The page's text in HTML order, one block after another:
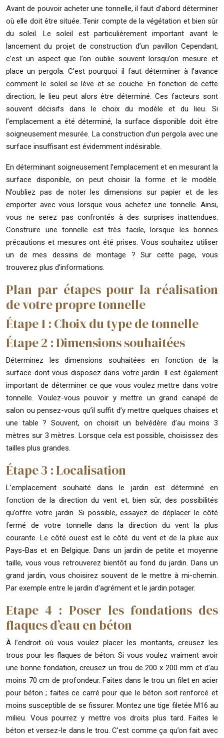
Avant de pouvoir acheter une tonnelle, il faut d’abord déterminer
où elle doit être située. Tenir compte de la végétation et bien sûr
du soleil. Le soleil est particulièrement important avant le
lancement du projet de construction d’un pavillon Cependant,
c’est un aspect que l’on oublie souvent lorsqu’on mesure et
place un pergola. C’est pourquoi il faut déterminer à l’avance
comment le soleil se lève et se couche. En fonction de cette
direction, le lieu peut alors être déterminé. Ces facteurs sont
souvent décisifs dans le choix du modèle et du lieu. Si
l’emplacement a été déterminé, la surface disponible doit être
soigneusement mesurée. La construction d’un pergola avec une
surface insuffisant est évidemment indésirable.
En déterminant soigneusement l’emplacement et en mesurant la
surface disponible, on peut choisir la forme et le modèle.
N’oubliez pas de noter les dimensions sur papier et de les
emporter avec vous lorsque vous achetez une tonnelle. Ainsi,
vous ne serez pas confrontés à des surprises inattendues.
Construire une tonnelle est très facile, lorsque les bonnes
précautions et mesures ont été prises. Vous souhaitez utiliser
un de mes dessins de montage ? Sur cette page, vous
trouverez plus d’informations.
Plan par étapes pour la réalisation
de votre propre tonnelle
Étape 1 : Choix du type de tonnelle
Étape 2 : Dimensions souhaitées
Déterminez les dimensions souhaitées en fonction de la
surface dont vous disposez dans votre jardin. Il est également
important de déterminer ce que vous voulez mettre dans votre
tonnelle. Voulez-vous pouvoir y mettre un grand canapé de
salon ou pensez-vous qu’il suffit d’y mettre quelques chaises et
une table ? Souvent, on choisit un belvédère d’au moins 3
mètres sur 3 mètres. Lorsque cela est possible, choisissez des
tailles plus grandes.
Étape 3 : Localisation
L’emplacement souhaité dans le jardin est déterminé en
fonction de la direction du vent et, bien sûr, des possibilités
qu’offre votre jardin. Si possible, essayez de déplacer le côté
fermé de votre tonnelle dans la direction du vent la plus
courante. Le côté ouest est le côté du vent et de la pluie aux
Pays-Bas et en Belgique. Dans un jardin de petite et moyenne
taille, vous vous retrouverez bientôt au fond du jardin. Dans un
grand jardin, vous choisirez souvent de le mettre à mi-chemin.
Par exemple entre le jardin d’agrément et le jardin potager.
Etape 4 : Poser les fondations des
flaques d’eau en béton
À l’endroit où vous voulez placer les montants, creusez les
trous pour les flaques de béton. Si vous voulez vraiment avoir
une bonne fondation, creusez un trou de 200 x 200 mm et d’au
moins 70 cm de profondeur. Faites dans le trou un filet en acier
pour béton ; faites ce carré pour que le béton soit renforcé et
moins susceptible de se fissurer. Montez une tige filetée M16 au
milieu. Vous pourrez y mettre vos droits plus tard. Faites le
béton et versez-le dans le trou. C’est comme ça qu’on fait avec